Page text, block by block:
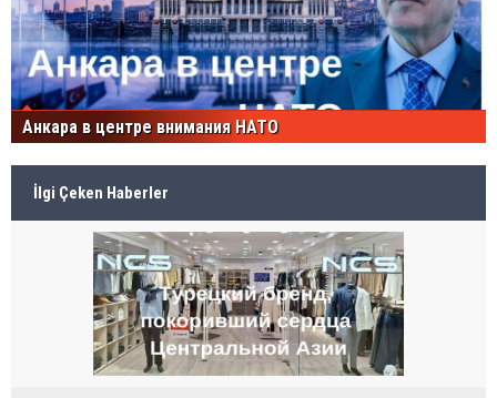
Анкара в центре внимания НАТО
İlgi Çeken Haberler